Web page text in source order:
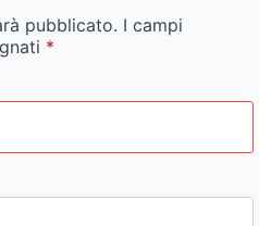
pubblicato. I campi
*